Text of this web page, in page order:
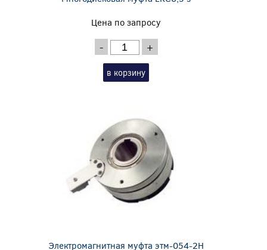
Цена по запросу
- +
в корзину
Электромагнитная муфта этм-054-2Н